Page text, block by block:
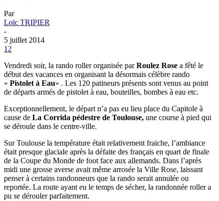
Par
Loïc TRIPIER
-
5 juillet 2014
12
Vendredi soir, la rando roller organisée parRoulez Rose a fêté le
début des vacances en organisant la désormais célèbre rando
« Pistolet à Eau« . Les 120 patineurs présents sont venus au point
de départs armés de pistolet à eau, bouteilles, bombes à eau etc.
Exceptionnellement, le départ n’a pas eu lieu place du Capitole à
cause de La Corrida pédestre de Toulouse, une course à pied qui
se déroule dans le centre-ville.
Sur Toulouse la température était relativement fraiche, l’ambiance
était presque glaciale après la défaite des français en quart de finale
de la Coupe du Monde de foot face aux allemands. Dans l’après
midi une grosse averse avait même arrosée la Ville Rose, laissant
penser à certains randonneurs que la rando serait annulée ou
reportée. La route ayant eu le temps de sécher, la randonnée roller a
pu se dérouler parfaitement.